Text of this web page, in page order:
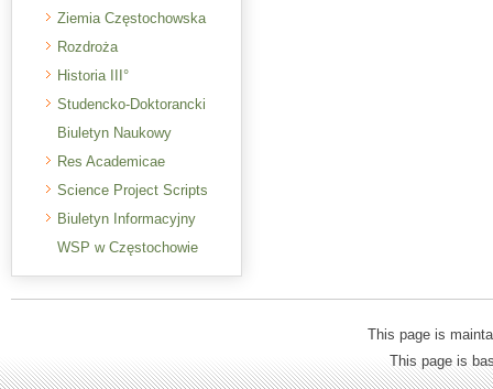
Ziemia Częstochowska
Rozdroża
Historia III°
Studencko-Doktorancki
Biuletyn Naukowy
Res Academicae
Science Project Scripts
Biuletyn Informacyjny
WSP w Częstochowie
This page is
This page is